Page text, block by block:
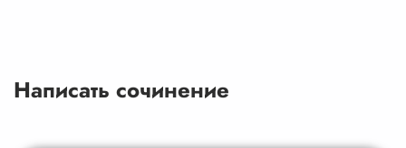
Написать сочинение